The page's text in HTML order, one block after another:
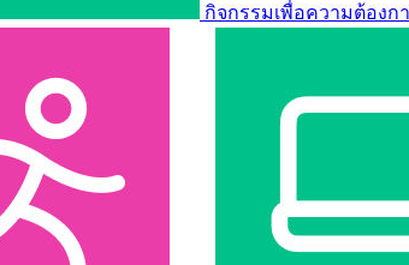
กิจกรรมเพื่อความต้องก